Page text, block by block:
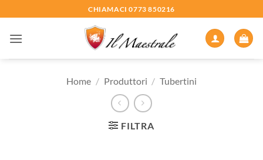
ai
contenuti
CHIAMACI 0773 850216
Home / Produttori / Tubertini
FILTRA